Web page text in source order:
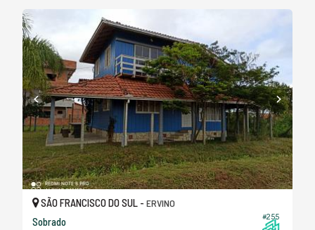
#255
SÃO FRANCISCO DO SUL - ERVINO
Sobrado